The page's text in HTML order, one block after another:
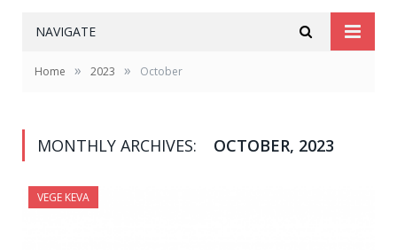
NAVIGATE
Home » 2023 » October
MONTHLY ARCHIVES: OCTOBER, 2023
VEGE KEVA